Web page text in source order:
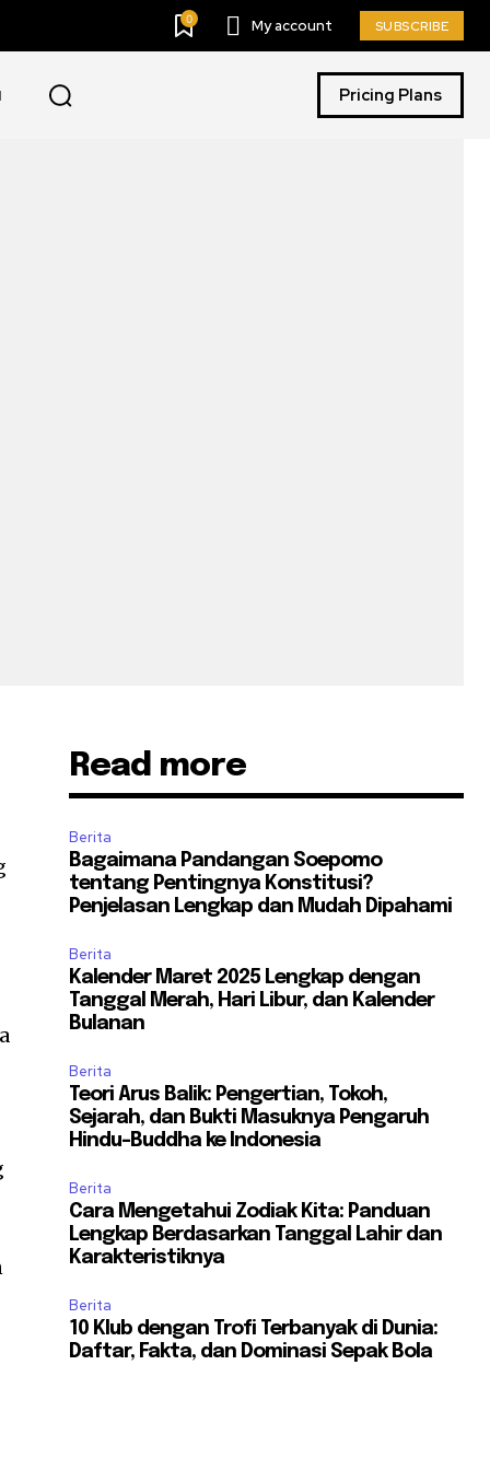
0 My account SUBSCRIBE
Pricing Plans
Read more
Berita
Bagaimana Pandangan Soepomo
tentang Pentingnya Konstitusi?
Penjelasan Lengkap dan Mudah Dipahami
Berita
Kalender Maret 2025 Lengkap dengan
Tanggal Merah, Hari Libur, dan Kalender
Bulanan
Berita
Teori Arus Balik: Pengertian, Tokoh,
Sejarah, dan Bukti Masuknya Pengaruh
Hindu-Buddha ke Indonesia
Berita
Cara Mengetahui Zodiak Kita: Panduan
Lengkap Berdasarkan Tanggal Lahir dan
Karakteristiknya
Berita
10 Klub dengan Trofi Terbanyak di Dunia:
Daftar, Fakta, dan Dominasi Sepak Bola